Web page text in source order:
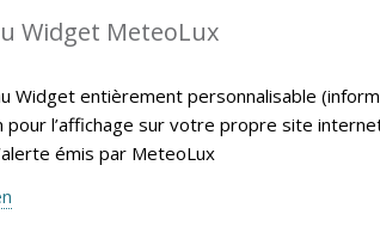
Widget MeteoLux
Widget entièrement personnalisable
pour l’affichage sur votre propre site
émis par MeteoLux